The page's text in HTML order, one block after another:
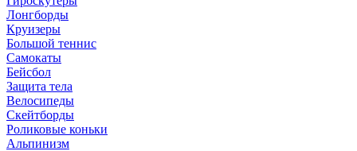
Лонгборды
Круизеры
Большой теннис
Самокаты
Бейсбол
Защита тела
Велосипеды
Скейтборды
Роликовые коньки
Альпинизм